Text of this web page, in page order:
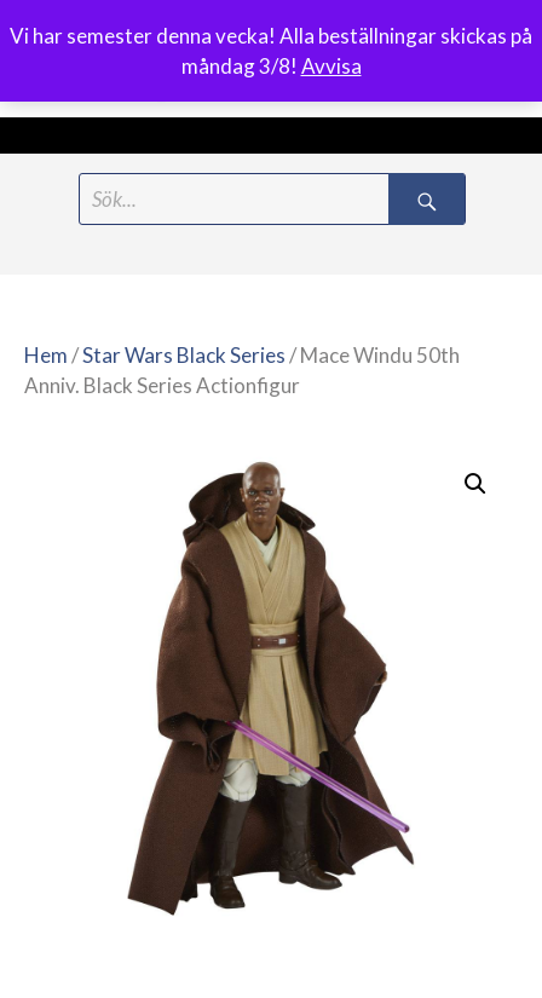
Vi har semester denna vecka! Alla beställningar skickas på
måndag 3/8! Avvisa
0
Meny
Hem/Star Wars Black Series/ Mace Windu 50th
Anniv. Black Series Actionfigur